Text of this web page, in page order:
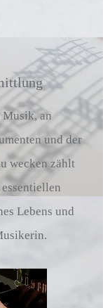
Musik, an
und der
wecken zählt
Lebens und